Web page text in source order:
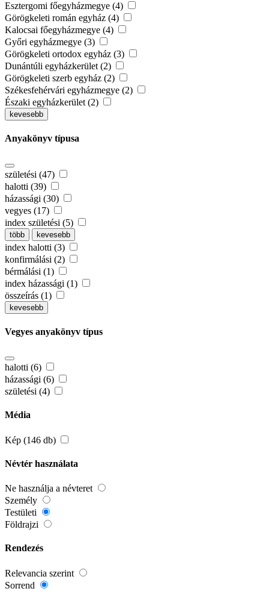
Esztergomi főegyházmegye (4)
Görögkeleti román egyház (4)
Kalocsai főegyházmegye (4)
Győri egyházmegye (3)
Görögkeleti ortodox egyház (3)
Dunántúli egyházkerület (2)
Görögkeleti szerb egyház (2)
Székesfehérvári egyházmegye (2)
Északi egyházkerület (2)
kevesebb
Anyakönyv típusa
születési (47)
halotti (39)
házassági (30)
vegyes (17)
index születési (5)
több kevesebb
index halotti (3)
konfirmálási (2)
bérmálási (1)
index házassági (1)
összeírás (1)
kevesebb
Vegyes anyakönyv típus
halotti (6)
házassági (6)
születési (4)
Média
Kép (146 db)
Névtér használata
Ne használja a névteret
Személy
Testületi
Földrajzi
Rendezés
Relevancia szerint
Sorrend